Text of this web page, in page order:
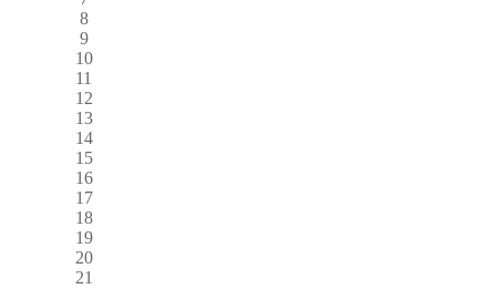
8
9
10
11
12
13
14
15
16
17
18
19
20
21